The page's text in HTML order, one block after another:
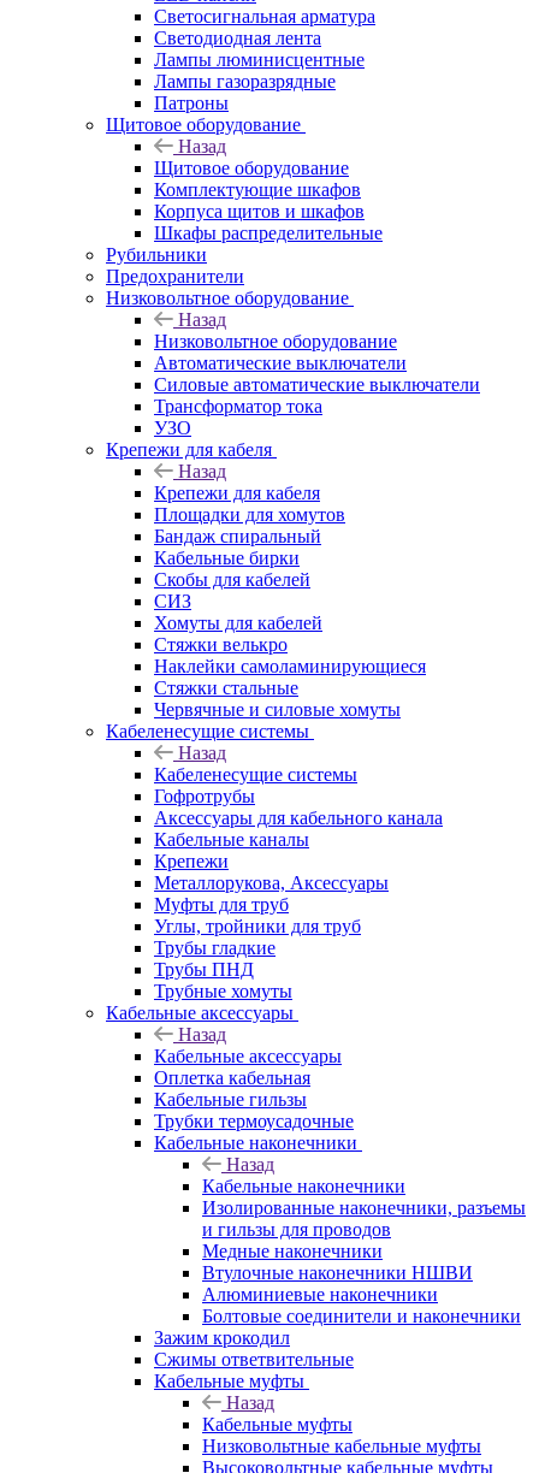
Светосигнальная арматура
Светодиодная лента
Лампы люминисцентные
Лампы газоразрядные
Патроны
Щитовое оборудование
Назад
Щитовое оборудование
Комплектующие шкафов
Корпуса щитов и шкафов
Шкафы распределительные
Рубильники
Предохранители
Низковольтное оборудование
Назад
Низковольтное оборудование
Автоматические выключатели
Силовые автоматические выключатели
Трансформатор тока
УЗО
Крепежи для кабеля
Назад
Крепежи для кабеля
Площадки для хомутов
Бандаж спиральный
Кабельные бирки
Cкобы для кабелей
СИЗ
Хомуты для кабелей
Стяжки велькро
Наклейки самоламинирующиеся
Стяжки стальные
Червячные и силовые хомуты
Кабеленесущие системы
Назад
Кабеленесущие системы
Гофротрубы
Аксессуары для кабельного канала
Кабельные каналы
Крепежи
Металлорукова, Аксессуары
Муфты для труб
Углы, тройники для труб
Трубы гладкие
Трубы ПНД
Трубные хомуты
Кабельные аксессуары
Назад
Кабельные аксессуары
Оплетка кабельная
Кабельные гильзы
Трубки термоусадочные
Кабельные наконечники
Назад
Кабельные наконечники
Изолированные наконечники, разъемы
и гильзы для проводов
Медные наконечники
Втулочные наконечники НШВИ
Алюминиевые наконечники
Болтовые соединители и наконечники
Зажим крокодил
Сжимы ответвительные
Кабельные муфты
Назад
Кабельные муфты
Низковольтные кабельные муфты
Высоковольтные кабельные муфты